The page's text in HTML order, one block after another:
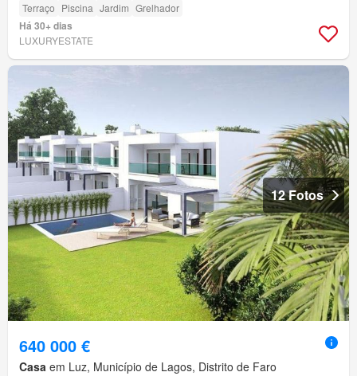
Terraço Piscina Jardim Grelhador
Há 30+ dias
LUXURYESTATE
12 Fotos
640 000 €
Casa em Luz, Município de Lagos, Distrito de Faro